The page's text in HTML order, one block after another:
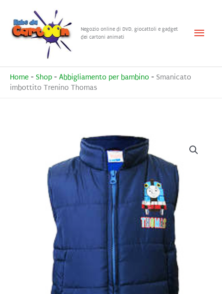
contenuto
Negozio online di DVD, giocattoli e gadget
dei cartoni animati
Menu
Home - Shop - Abbigliamento per bambino - Smanicato
imbottito Trenino Thomas